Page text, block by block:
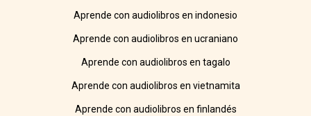
Aprende con audiolibros en indonesio
Aprende con audiolibros en ucraniano
Aprende con audiolibros en tagalo
Aprende con audiolibros en vietnamita
Aprende con audiolibros en finlandés